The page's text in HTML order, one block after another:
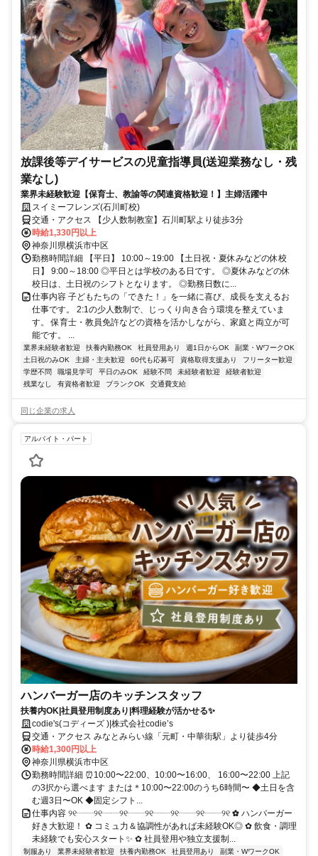
放課後等デイサービスの児童指導員(送迎業務なし・残
業なし)
業界未経験歓迎【保育士、教諭等の関連資格歓迎！】主婦活躍中
スイミーフレンズ(石川町校)
交通・アクセス 【少人数制教室】石川町駅より徒歩3分
時給1,330円以上
神奈川県横浜市中区
勤務時間詳細 【平日】 10:00～19:00 【土日祝・夏休みなどの休校
日】 9:00～18:00 ◎平日とは学校のある日です。 ◎夏休みなどの休
校日は、土日祝のシフトとなります。 ◎勤務日数に...
仕事内容 子どもたちの「できた！」を一緒に喜び、成長を支えるお
仕事です。 2:1の少人数制で、じっくり向き合う環境を整えていま
す。 保育士・教員免許などの資格を活かしながら、家庭と両立が可
能です。 ...
業界未経験者歓迎 扶養内勤務OK 社員登用あり 週1日からOK
副業・WワークOK
土日祝のみOK
主婦・主夫歓迎 60代も応募可 資格取得支援あり
フリーター歓迎
学歴不問
職場見学可 平日のみOK 経験不問 未経験者歓迎
経験者歓迎
残業なし
有資格者歓迎 ブランクOK 交通費支給
同じ企業の求人
アルバイト・パート
ハンバーガー店のキッチンスタッフ
扶養内OK|社員登用制度あり|料理経験が活かせる✨
codie's(コディーズ )|株式会社codie’s
交通・アクセス みなとみらい線「元町・中華街駅」より徒歩4分
時給1,300円以上
神奈川県横浜市中区
勤務時間詳細 ⏰10:00〜22:00、10:00〜16:00、 16:00〜22:00 上記
の3択から選べます または＊10:00〜22:00のうち6時間〜 ◆土日を含
む週3日〜OK ◆固定シフト...
仕事内容 ୨୧┈┈୨୧┈┈୨୧┈┈୨୧┈┈୨୧┈┈୨୧┈┈୨୧ ✿ ハンバーガー
好き大歓迎！ ✿ コミュ力＆協調性があれば未経験OK◎ ✿ 飲食・調理
未経験でも安心スタート✨ ✿ 社員登用や独立支援制...
制服あり 業界未経験者歓迎 扶養内勤務OK 社員登用あり
副業・WワークOK